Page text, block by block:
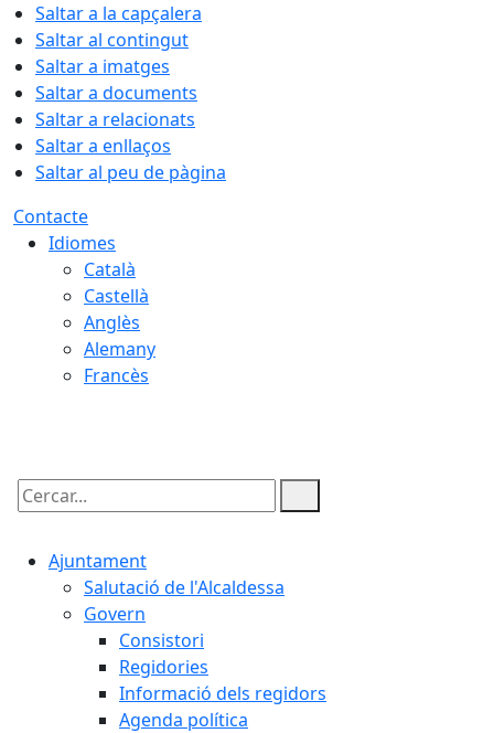
Saltar a la capçalera
Saltar al contingut
Saltar a imatges
Saltar a documents
Saltar a relacionats
Saltar a enllaços
Saltar al peu de pàgina
Contacte
Idiomes
Català
Castellà
Anglès
Alemany
Francès
Cercar:
Ajuntament
Salutació de l'Alcaldessa
Govern
Consistori
Regidories
Informació dels regidors
Agenda política